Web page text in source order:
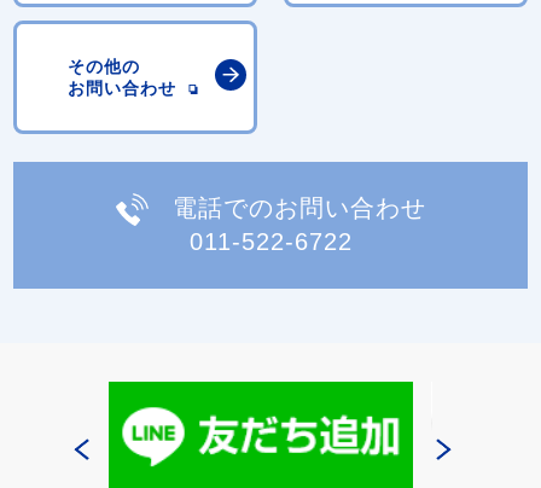
その他の
お問い合わせ
電話でのお問い合わせ
011-522-6722